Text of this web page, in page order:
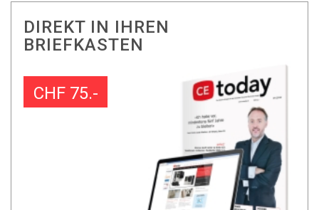
DIREKT IN IHREN
BRIEFKASTEN
CHF 75.-